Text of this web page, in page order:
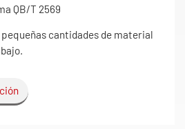
QB/T 2569
cantidades de material